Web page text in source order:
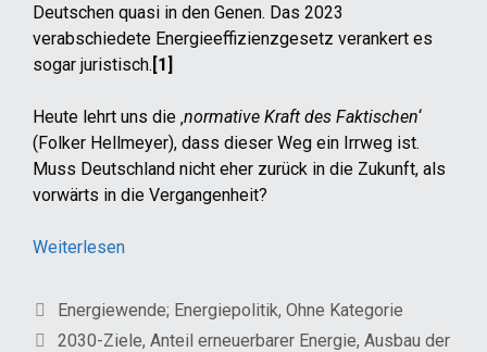
Deutschen quasi in den Genen. Das 2023
verabschiedete Energieeffizienzgesetz verankert es
sogar juristisch. [1]
Heute lehrt uns die ‚ normative Kraft des Faktischen‘
(Folker Hellmeyer), dass dieser Weg ein Irrweg ist.
Muss Deutschland nicht eher zurück in die Zukunft, als
vorwärts in die Vergangenheit?
Weiterlesen
Kategorien
Energiewende; Energiepolitik, Ohne Kategorie
Schlagwörter
2030-Ziele, Anteil erneuerbarer Energie, Ausbau der